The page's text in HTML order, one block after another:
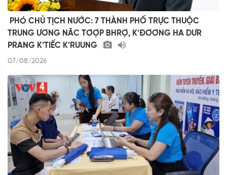
​ ​PHÓ CHỦ TỊCH NƯỚC: 7 THÀNH PHỐ TRỰC THUỘC
TRUNG ƯƠNG NĂC TƠỢP BHRỢ, K’ĐƠƠNG HA DƯR
PRANG K’TIẾC K’RUUNG
07/08/2026